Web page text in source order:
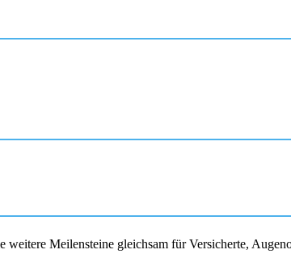
Meilensteine gleichsam für Versicherte,